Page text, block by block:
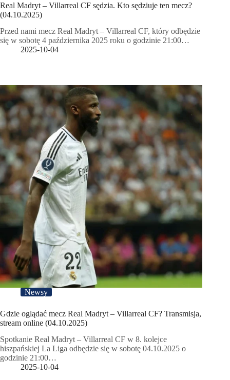
Real Madryt – Villarreal CF sędzia. Kto sędziuje ten mecz?
(04.10.2025)
Przed nami mecz Real Madryt – Villarreal CF, który odbędzie
się w sobotę 4 października 2025 roku o godzinie 21:00…
2025-10-04
Newsy
Gdzie oglądać mecz Real Madryt – Villarreal CF? Transmisja,
stream online (04.10.2025)
Spotkanie Real Madryt – Villarreal CF w 8. kolejce
hiszpańskiej La Liga odbędzie się w sobotę 04.10.2025 o
godzinie 21:00…
2025-10-04